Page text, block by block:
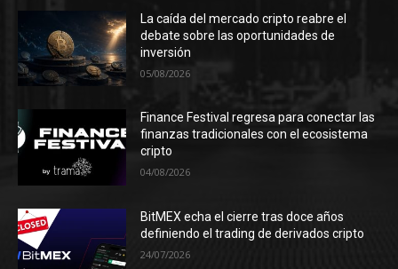
La caída del mercado cripto reabre el
debate sobre las oportunidades de
inversión
05/08/2026
Finance Festival regresa para conectar las
finanzas tradicionales con el ecosistema
cripto
04/08/2026
BitMEX echa el cierre tras doce años
definiendo el trading de derivados cripto
24/07/2026